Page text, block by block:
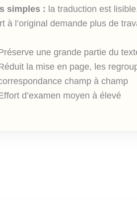
simples : la traduction est
à l’original demande plus de
une grande partie du
la mise en page, les
champ à champ
d’examen moyen à élevé